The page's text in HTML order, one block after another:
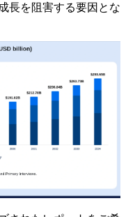
長を阻害する要因とな